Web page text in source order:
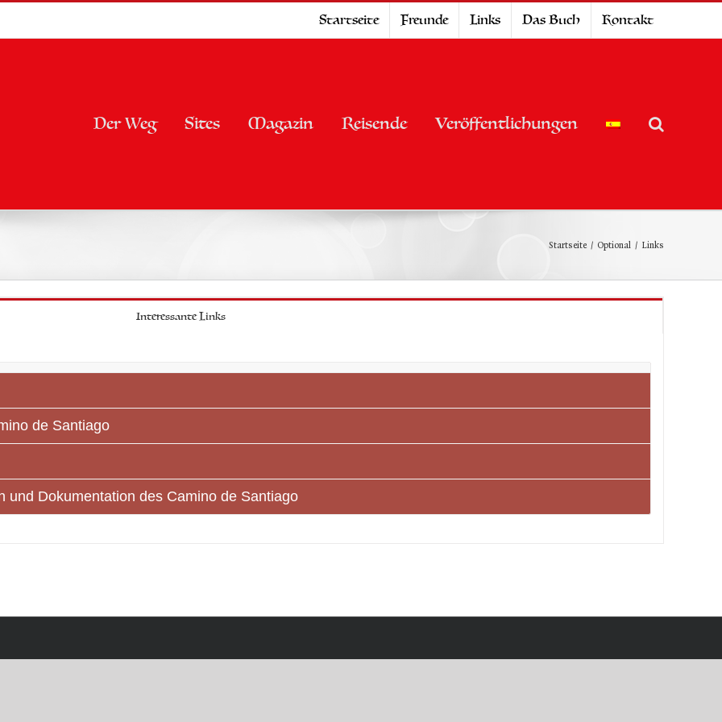
Startseite Freunde Links Das Buch Kontakt
Der Weg Sites Magazin Reisende Veröffentlichungen
Startseite Optional Links
Interessante Links
de Santiago
und Dokumentation des Camino de Santiago